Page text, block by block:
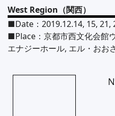
West Region（関西）
■Date：2019.12.14, 15, 21,
■Place：京都市西文化会館
エナジーホール, エル・おお